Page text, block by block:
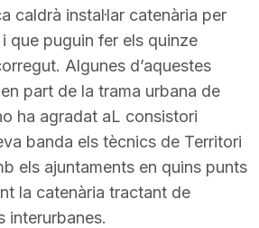
caldrà instal·lar catenària per
que puguin fer els quinze
Algunes d’aquestes
part de la trama urbana de
ha agradat aL consistori
banda els tècnics de Territori
els ajuntaments en quins punts
la catenària tractant de
interurbanes.